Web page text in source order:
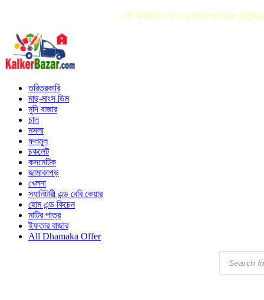
এই পরিসেবা এখন শুধু মাত্র সাভারের
তরিতরকারি
মাছ-মাংস ডিম
মুদি বাজার
চাল
মসলা
ফলমূল
চকলেট
কসমেটিক
জামাকাপড়
খেলনা
স্যানিটারী এন্ড বেবি কেয়ার
হোম এন্ড কিচেন
মাটির পাত্র
ইফতার বাজার
All Dhamaka Offer